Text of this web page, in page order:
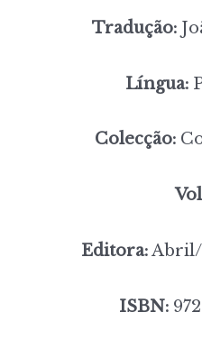
Tradução:
Língua:
Colecção:
Editora:
ISBN: